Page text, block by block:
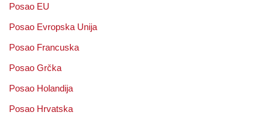
Posao EU
Posao Evropska Unija
Posao Francuska
Posao Grčka
Posao Holandija
Posao Hrvatska